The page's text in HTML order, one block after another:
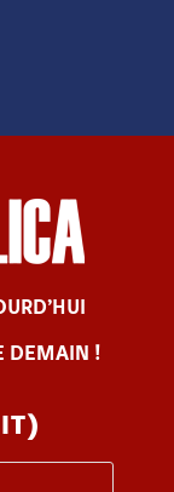
DEMAIN !